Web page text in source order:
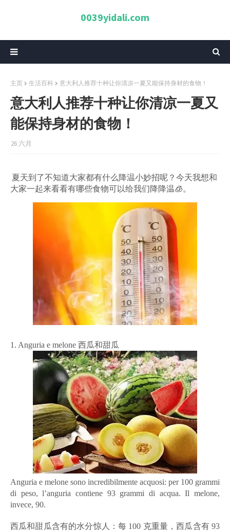
0039yidali.com
主页 生活百科 意大利人推荐十种让你清凉一夏又能保持身材的食物！
意大利人推荐十种让你清凉一夏又
能保持身材的食物！
26 六月
夏天到了不知道大家都有什么降温小妙招呢？今天我想和
大家一起来看看有哪些食物可以给我们降降温🧊。
1. Anguria e melone 西瓜和甜瓜
Anguria e melone sono incredibilmente acquosi: per 100 grammi
di peso, l’anguria contiene 93 grammi di acqua. Il melone,
invece, 90.
西瓜和甜瓜含有的水分惊人：每 100 克重量，西瓜含有 93